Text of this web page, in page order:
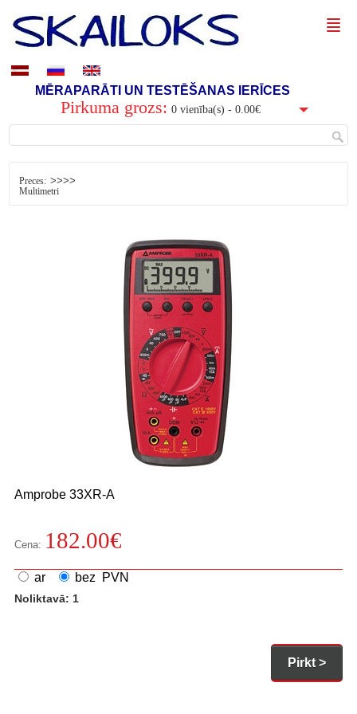
MĒRAPARĀTI UN TESTĒŠANAS IERĪCES
Pirkuma grozs: 0 vienība(s) - 0.00€
Preces: >>>>
Multimetri
Amprobe 33XR-A
Cena: 182.00€
ar bez PVN
Noliktavā: 1
Pirkt >